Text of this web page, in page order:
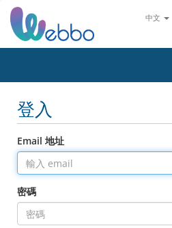
中文
登入
Email 地址
密碼